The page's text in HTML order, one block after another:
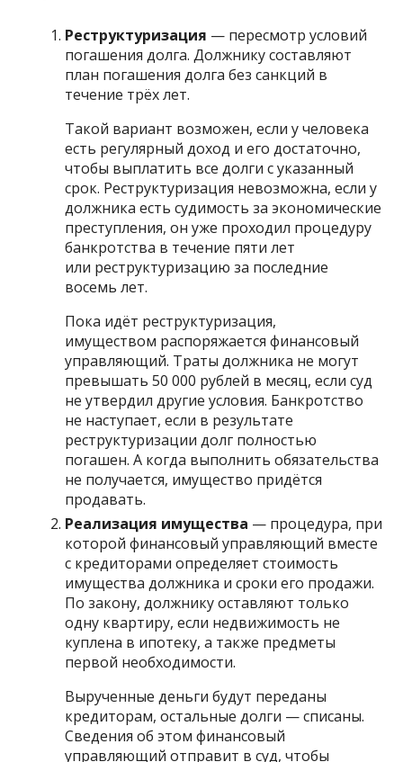
Реструктуризация — пересмотр условий
погашения долга. Должнику составляют
план погашения долга без санкций в
течение трёх лет.
Такой вариант возможен, если у человека
есть регулярный доход и его достаточно,
чтобы выплатить все долги с указанный
срок. Реструктуризация невозможна, если у
должника есть судимость за экономические
преступления, он уже проходил процедуру
банкротства в течение пяти лет
или реструктуризацию за последние
восемь лет.
Пока идёт реструктуризация,
имуществом распоряжается финансовый
управляющий. Траты должника не могут
превышать 50 000 рублей в месяц, если суд
не утвердил другие условия. Банкротство
не наступает, если в результате
реструктуризации долг полностью
погашен. А когда выполнить обязательства
не получается, имущество придётся
продавать.
Реализация имущества — процедура, при
которой финансовый управляющий вместе
с кредиторами определяет стоимость
имущества должника и сроки его продажи.
По закону, должнику оставляют только
одну квартиру, если недвижимость не
куплена в ипотеку, а также предметы
первой необходимости.
Вырученные деньги будут переданы
кредиторам, остальные долги — списаны.
Сведения об этом финансовый
управляющий отправит в суд, чтобы